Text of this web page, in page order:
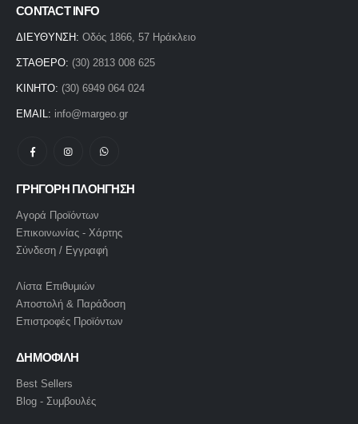
CONTACT INFO
ΔΙΕΥΘΥΝΣΗ: Οδός 1866, 57 Ηράκλειο
ΣΤΑΘΕΡΟ: (30) 2813 008 625
ΚΙΝΗΤΟ: (30) 6949 064 024
EMAIL: info@margeo.gr
ΓΡΗΓΟΡΗ ΠΛΟΗΓΗΣΗ
Αγορά Προϊόντων
Επικοινωνίας - Χάρτης
Σύνδεση / Εγγραφή
Λίστα Επιθυμιών
Αποστολή & Παράδοση
Επιστροφές Προϊόντων
ΔΗΜΟΦΙΛΗ
Best Sellers
Blog - Συμβουλές